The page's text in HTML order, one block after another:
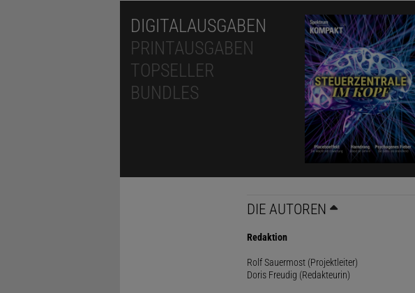
DIGITALAUSGABEN
PRINTAUSGABEN
TOPSELLER
BUNDLES
DIE AUTOREN
Redaktion
Rolf Sauermost (Projektleiter)
Doris Freudig (Redakteurin)